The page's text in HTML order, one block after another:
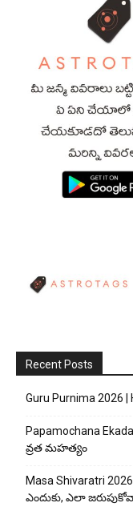
Recent Posts
Guru Purnima 2026 |
Papamochana
వ్రత మహత్యం
Masa Shivaratri
ఎందుకు, ఎలా